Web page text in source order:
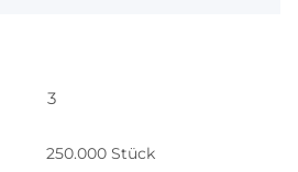
3
250.000 Stück